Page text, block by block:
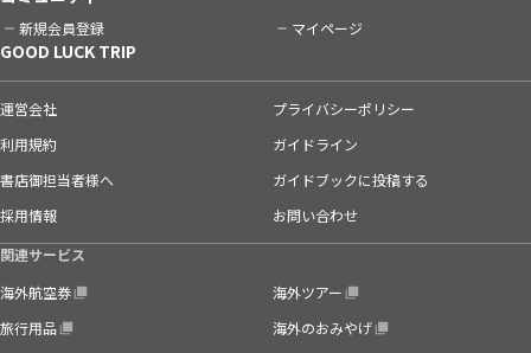
新規会員登録 マイページ
GOOD LUCK TRIP
運営会社
プライバシーポリシー
利用規約
ガイドライン
書店御担当者様へ
ガイドブックに投稿する
採用情報
お問い合わせ
関連サービス
海外航空券
海外ツアー
旅行用品
海外のおみやげ